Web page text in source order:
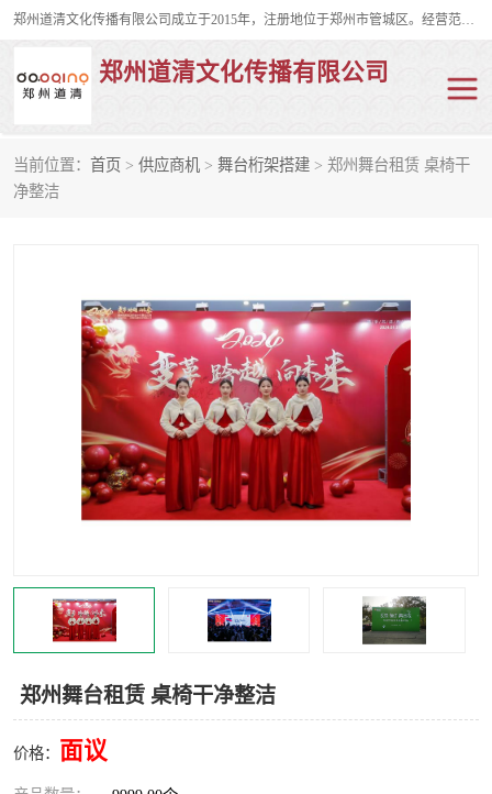
郑州道清文化传播有限公司成立于2015年，注册地位于郑州市管城区。经营范围包括会议及展览服务、庆典礼仪策划、企业形象策划、企业管理咨询、计算机图文设计、制作等。主要产品服务有：舞台桁架搭建，背景板搭建，灯光音响，雷亚舞台搭建、龙门架搭建、会议桌椅租赁、灯光音响租赁、空飘出租、气柱拱门租赁、喷绘写真制作、kt板制作。
郑州道清文化传播有限公司
当前位置： 首页 > 供应商机 > 舞台桁架搭建 > 郑州舞台租赁 桌椅干
净整洁
郑州舞台租赁 桌椅干净整洁
价格： 面议
舞台桁架搭建
活动策划 truss架出租
kt板制作 场地布置
背景板搭建 雷亚舞台搭建
龙门架搭建 会议桌椅租赁
灯光音响租赁 空飘出租